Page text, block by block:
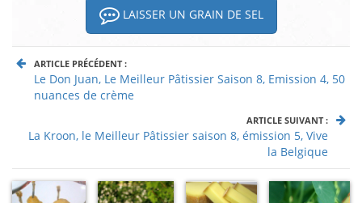
LAISSER UN GRAIN DE SEL
ARTICLE PRÉCÉDENT :
Le Don Juan, Le Meilleur Pâtissier Saison 8, Emission 4, 50
nuances de crème
ARTICLE SUIVANT :
La Kroon, le Meilleur Pâtissier saison 8, émission 5, Vive
la Belgique